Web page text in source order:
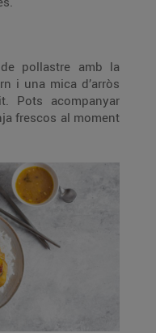
pollastre amb la
i una mica d’arròs
Pots acompanyar
frescos al moment